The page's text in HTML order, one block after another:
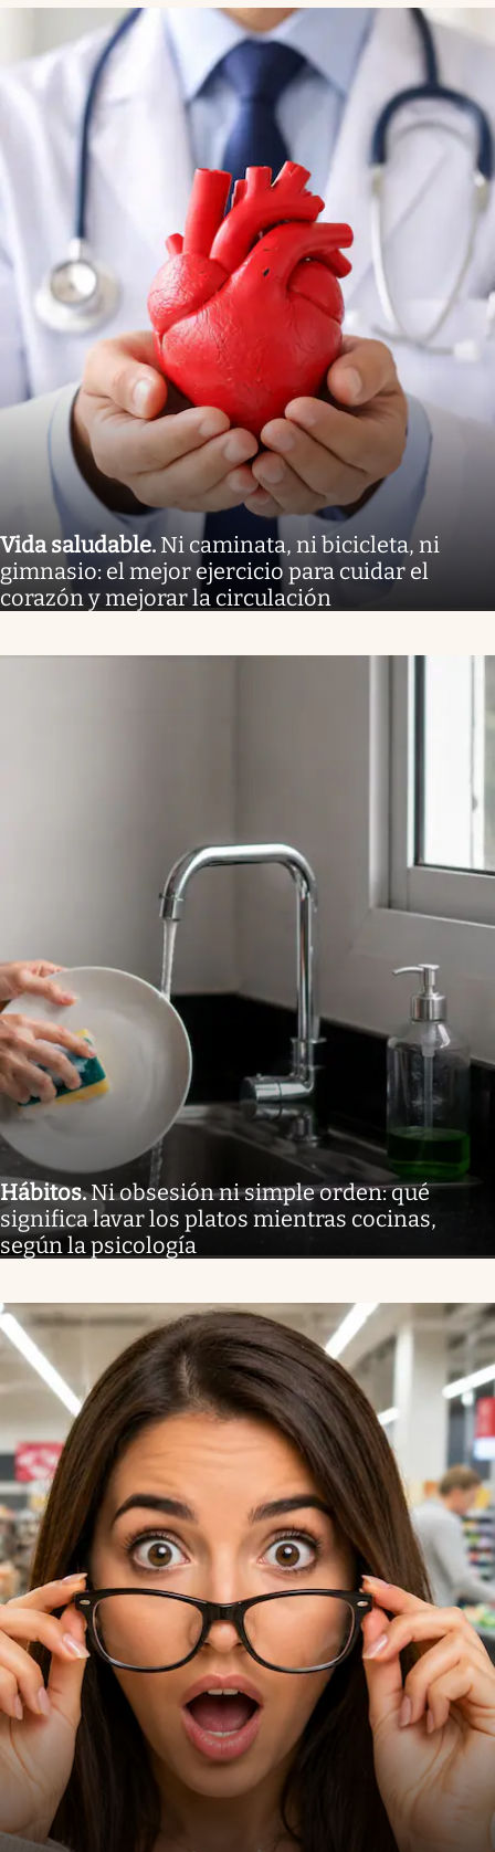
Vida saludable. Ni caminata, ni bicicleta, ni
gimnasio: el mejor ejercicio para cuidar el
corazón y mejorar la circulación
Hábitos.Ni obsesión ni simple orden: qué
significa lavar los platos mientras cocinas,
según la psicología